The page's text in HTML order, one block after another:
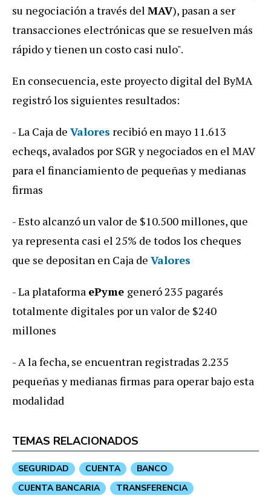
su negociación a través del MAV), pasan a ser
transacciones electrónicas que se resuelven más
rápido y tienen un costo casi nulo".
En consecuencia, este proyecto digital del ByMA
registró los siguientes resultados:
- La Caja de Valores recibió en mayo 11.613
echeqs, avalados por SGR y negociados en el MAV
para el financiamiento de pequeñas y medianas
firmas
- Esto alcanzó un valor de $10.500 millones, que
ya representa casi el 25% de todos los cheques
que se depositan en Caja de Valores
- La plataforma ePyme generó 235 pagarés
totalmente digitales por un valor de $240
millones
- A la fecha, se encuentran registradas 2.235
pequeñas y medianas firmas para operar bajo esta
modalidad
TEMAS RELACIONADOS
SEGURIDAD CUENTA
BANCO
CUENTA BANCARIA
TRANSFERENCIA